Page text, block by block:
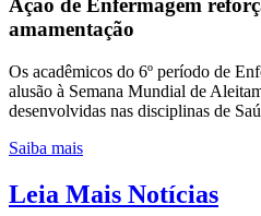
Ação de Enfermagem
amamentação
Os acadêmicos do 6º período de
alusão à Semana Mundial de
desenvolvidas nas disciplinas de
Saiba mais
Leia Mais Notícias